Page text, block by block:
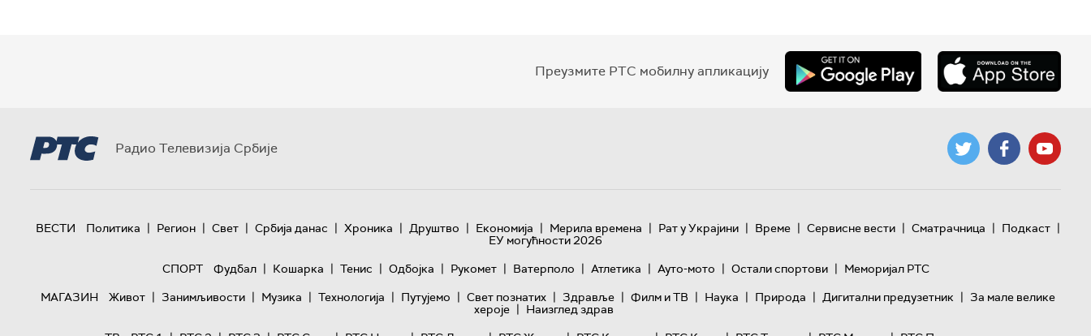
Преузмите РТС мобилну апликацију
Радио Телевизија Србије
ВЕСТИ Политика | Регион | Свет | Србија данас | Хроника | Друштво | Економија | Мерила времена | Рат у Украјини | Време | Сервисне вести | Сматрачница | Подкаст |
ЕУ могућности 2026
СПОРТ
Фудбал | Кошарка | Тенис | Одбојка | Рукомет | Ватерполо | Атлетика | Ауто-мото | Остали спортови | Меморијал РТС
МАГАЗИН
Живот | Занимљивости | Музика | Технологијa | Путујемо | Свет познатих | Здравље | Филм и ТВ | Наука | Природа | Дигитални предузетник | За мале велике
хероје | Наизглед здрав